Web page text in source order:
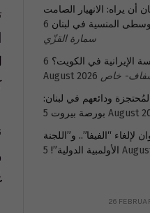
أن يراه: الانهيار الصامت
المنسية في لبنان
سمارة القزّي
الإيرانية في الكويت؟ 6
August 2026 خاص
ودائعهم في لبنان:
بورصة بيروت 5 August
لإلغاء “الفيفا”.. و”اللجنة
الأولمبية الدولية”! 5
26